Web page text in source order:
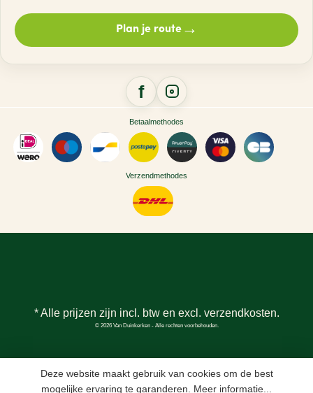
Plan je route→
Betaalmethodes
Verzendmethodes
* Alle prijzen zijn incl. btw en excl. verzendkosten.
© 2026 Van Duinkerken - Alle rechten voorbehouden.
Deze website maakt gebruik van cookies om de best
mogelijke ervaring te garanderen. Meer informatie...